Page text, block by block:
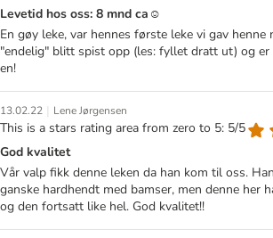
Levetid hos oss: 8 mnd ca☺️
En gøy leke, var hennes første leke vi gav
"endelig" blitt spist opp (les: fyllet dratt ut) og er
en!
13.02.22 | Lene Jørgensen
This is a stars rating area from zero to 5: 5/5
God kvalitet
Vår valp fikk denne leken da han kom til oss.
ganske hardhendt med bamser, men denne her
og den fortsatt like hel. God kvalitet!!